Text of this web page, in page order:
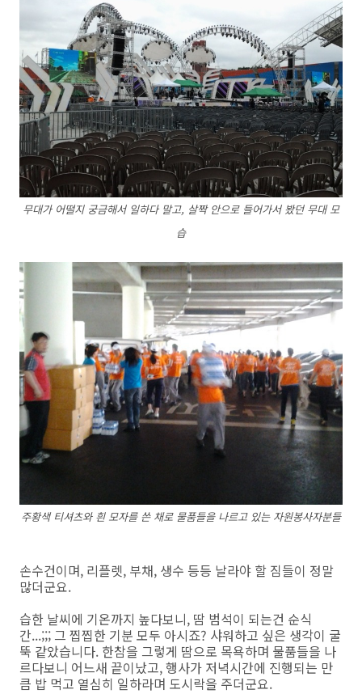
무대가 어떨지 궁금해서 일하다 말고, 살짝 안으로 들어가서 봤던 무대 모
습
주황색 티셔츠와 흰 모자를 쓴 채로 물품들을 나르고 있는 자원봉사자분들
손수건이며, 리플렛, 부채, 생수 등등 날라야 할 짐들이 정말
많더군요.
습한 날씨에 기온까지 높다보니, 땀 범석이 되는건 순식
간...;;; 그 찝찝한 기분 모두 아시죠? 샤워하고 싶은 생각이 굴
뚝 같았습니다. 한참을 그렇게 땀으로 목욕하며 물품들을 나
르다보니 어느새 끝이났고, 행사가 저녁시간에 진행되는 만
큼 밥 먹고 열심히 일하라며 도시락을 주더군요.